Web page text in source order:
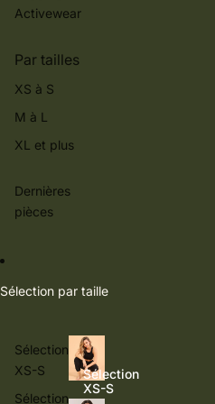
Activewear
Par tailles
XS à S
M à L
XL et plus
Dernières
pièces
Sélection par taille
Sélection
XS-S
Sélection
Sélection
XS-S